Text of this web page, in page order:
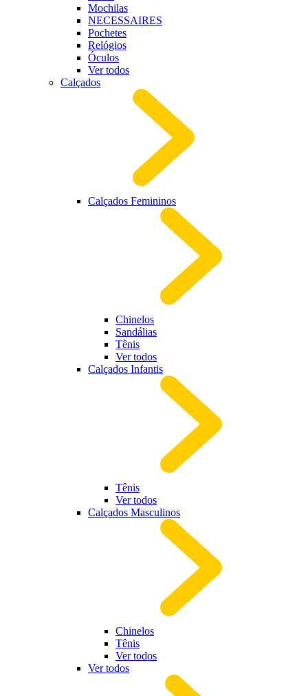
Mochilas
NECESSAIRES
Pochetes
Relógios
Óculos
Ver todos
Calçados
Calçados Femininos
Chinelos
Sandálias
Tênis
Ver todos
Calçados Infantis
Tênis
Ver todos
Calçados Masculinos
Chinelos
Tênis
Ver todos
Ver todos